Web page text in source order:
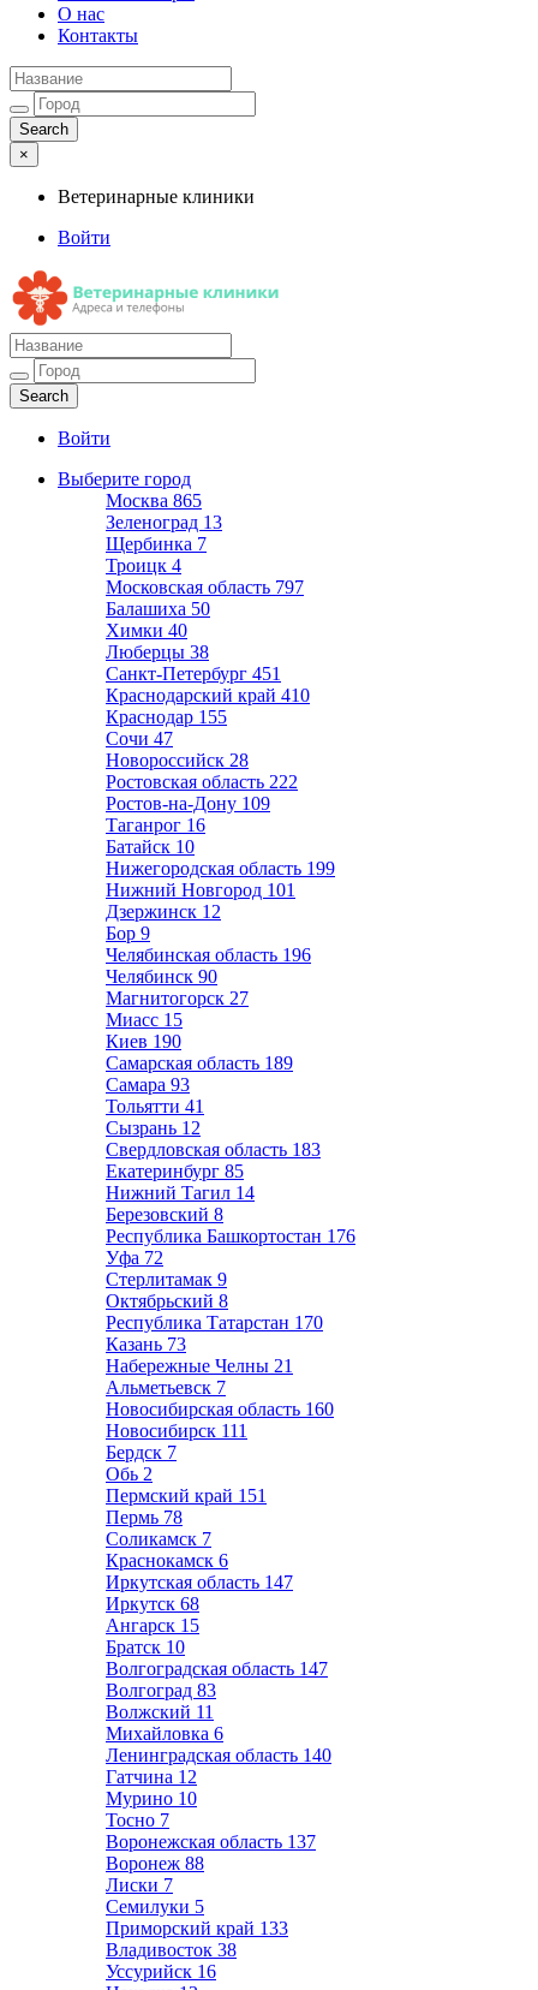
О нас
Контакты
×
Ветеринарные клиники
Войти
Ветеринарные клиники
Адреса и телефоны
Войти
Выберите город
Москва 865
Зеленоград 13
Щербинка 7
Троицк 4
Московская область 797
Балашиха 50
Химки 40
Люберцы 38
Санкт-Петербург 451
Краснодарский край 410
Краснодар 155
Сочи 47
Новороссийск 28
Ростовская область 222
Ростов-на-Дону 109
Таганрог 16
Батайск 10
Нижегородская область 199
Нижний Новгород 101
Дзержинск 12
Бор 9
Челябинская область 196
Челябинск 90
Магнитогорск 27
Миасс 15
Киев 190
Самарская область 189
Самара 93
Тольятти 41
Сызрань 12
Свердловская область 183
Екатеринбург 85
Нижний Тагил 14
Березовский 8
Республика Башкортостан 176
Уфа 72
Стерлитамак 9
Октябрьский 8
Республика Татарстан 170
Казань 73
Набережные Челны 21
Альметьевск 7
Новосибирская область 160
Новосибирск 111
Бердск 7
Обь 2
Пермский край 151
Пермь 78
Соликамск 7
Краснокамск 6
Иркутская область 147
Иркутск 68
Ангарск 15
Братск 10
Волгоградская область 147
Волгоград 83
Волжский 11
Михайловка 6
Ленинградская область 140
Гатчина 12
Мурино 10
Тосно 7
Воронежская область 137
Воронеж 88
Лиски 7
Семилуки 5
Приморский край 133
Владивосток 38
Уссурийск 16